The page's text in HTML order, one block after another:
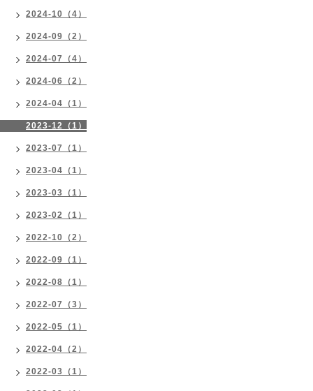
2024-10（4）
2024-09（2）
2024-07（4）
2024-06（2）
2024-04（1）
2023-12（1）
2023-07（1）
2023-04（1）
2023-03（1）
2023-02（1）
2022-10（2）
2022-09（1）
2022-08（1）
2022-07（3）
2022-05（1）
2022-04（2）
2022-03（1）